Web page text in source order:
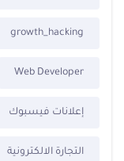
growth_hacking
Web Developer
إعلانات فيسبوك
التجارة الالكترونية